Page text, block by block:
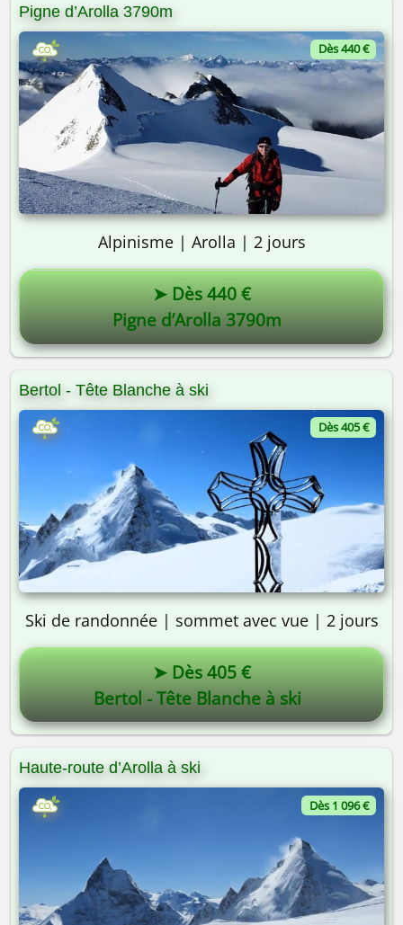
On y va ? 🎒
Pigne d’Arolla 3790m
Dès 440 €
Alpinisme | Arolla | 2 jours
➤ Dès 440 €
Pigne d’Arolla 3790m
Bertol - Tête Blanche à ski
Dès 405 €
Ski de randonnée | sommet avec vue | 2 jours
➤ Dès 405 €
Bertol - Tête Blanche à ski
Haute-route d’Arolla à ski
Dès 1 096 €